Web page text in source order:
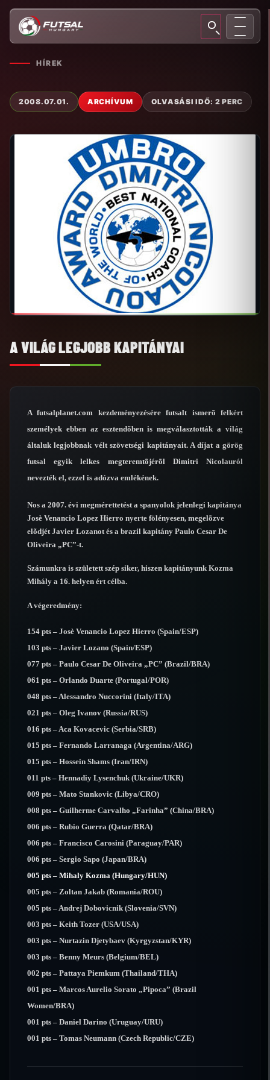
HÍREK
2008.07.01. ARCHÍVUM OLVASÁSI IDŐ: 2 PERC
A VILÁG LEGJOBB KAPITÁNYAI
A futsalplanet.com kezdeményezésére futsalt ismerõ felkért
személyek ebben az esztendõben is megválasztották a világ
általuk legjobbnak vélt szövetségi kapitányait. A díjat a görög
futsal egyik lelkes megteremtõjérõl Dimitri Nicolauról
nevezték el, ezzel is adózva emlékének.
Nos a 2007. évi megmérettetést a spanyolok jelenlegi kapitánya
Josè Venancio Lopez Hierro nyerte fölényesen, megelõzve
elõdjét Javier Lozanot és a brazil kapitány Paulo Cesar De
Oliveira „PC”-t.
Számunkra is született szép siker, hiszen kapitányunk Kozma
Mihály a 16. helyen ért célba.
A végeredmény:
154 pts – Josè Venancio Lopez Hierro (Spain/ESP)
103 pts – Javier Lozano (Spain/ESP)
077 pts – Paulo Cesar De Oliveira „PC” (Brazil/BRA)
061 pts – Orlando Duarte (Portugal/POR)
048 pts – Alessandro Nuccorini (Italy/ITA)
021 pts – Oleg Ivanov (Russia/RUS)
016 pts – Aca Kovacevic (Serbia/SRB)
015 pts – Fernando Larranaga (Argentina/ARG)
015 pts – Hossein Shams (Iran/IRN)
011 pts – Hennadiy Lysenchuk (Ukraine/UKR)
009 pts – Mato Stankovic (Libya/CRO)
008 pts – Guilherme Carvalho „Farinha” (China/BRA)
006 pts – Rubio Guerra (Qatar/BRA)
006 pts – Francisco Carosini (Paraguay/PAR)
006 pts – Sergio Sapo (Japan/BRA)
005 pts – Mihaly Kozma (Hungary/HUN)
005 pts – Zoltan Jakab (Romania/ROU)
005 pts – Andrej Dobovicnik (Slovenia/SVN)
003 pts – Keith Tozer (USA/USA)
003 pts – Nurtazin Djetybaev (Kyrgyzstan/KYR)
003 pts – Benny Meurs (Belgium/BEL)
002 pts – Pattaya Piemkum (Thailand/THA)
001 pts – Marcos Aurelio Sorato „Pipoca” (Brazil
Women/BRA)
001 pts – Daniel Darino (Uruguay/URU)
001 pts – Tomas Neumann (Czech Republic/CZE)